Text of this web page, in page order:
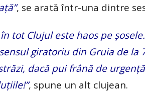
, se arată într-una dintre
în tot Clujul este haos pe
giratoriu din Gruia de
dacă pui frână de
, spune un alt clujean.